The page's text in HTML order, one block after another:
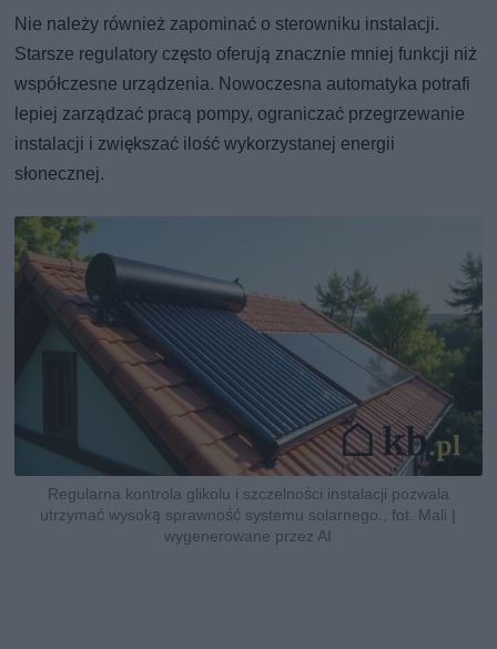
Nie należy również zapominać o sterowniku instalacji.
Starsze regulatory często oferują znacznie mniej funkcji niż
współczesne urządzenia. Nowoczesna automatyka potrafi
lepiej zarządzać pracą pompy, ograniczać przegrzewanie
instalacji i zwiększać ilość wykorzystanej energii
słonecznej.
Regularna kontrola glikolu i szczelności instalacji pozwala
utrzymać wysoką sprawność systemu solarnego., fot. Mali |
wygenerowane przez AI